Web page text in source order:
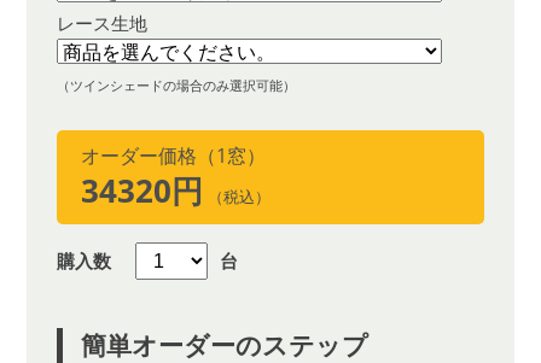
レース生地
（ツインシェードの場合のみ選択可能）
オーダー価格（1窓）
34320円 （税込）
購入数 台
簡単オーダーのステップ